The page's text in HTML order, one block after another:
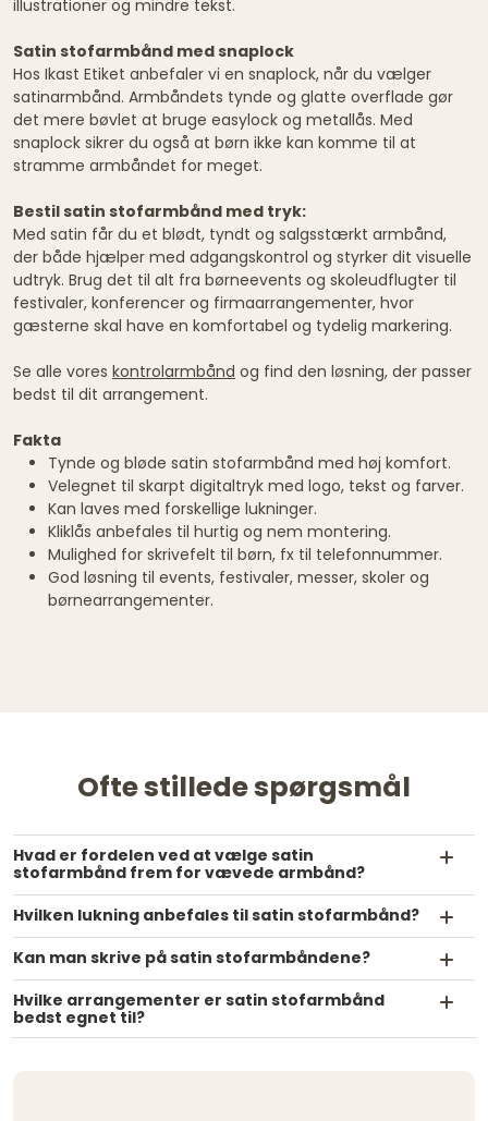
illustrationer og mindre tekst.
Satin stofarmbånd med snaplock
Hos Ikast Etiket anbefaler vi en snaplock, når du vælger
satinarmbånd. Armbåndets tynde og glatte overflade gør
det mere bøvlet at bruge easylock og metallås. Med
snaplock sikrer du også at børn ikke kan komme til at
stramme armbåndet for meget.
Bestil satin stofarmbånd med tryk:
Med satin får du et blødt, tyndt og salgsstærkt armbånd,
der både hjælper med adgangskontrol og styrker dit visuelle
udtryk. Brug det til alt fra børneevents og skoleudflugter til
festivaler, konferencer og firmaarrangementer, hvor
gæsterne skal have en komfortabel og tydelig markering.
Se alle vores kontrolarmbånd og find den løsning, der passer
bedst til dit arrangement.
Fakta
Tynde og bløde satin stofarmbånd med høj komfort.
Velegnet til skarpt digitaltryk med logo, tekst og farver.
Kan laves med forskellige lukninger.
Kliklås anbefales til hurtig og nem montering.
Mulighed for skrivefelt til børn, fx til telefonnummer.
God løsning til events, festivaler, messer, skoler og
børnearrangementer.
Ofte stillede spørgsmål
Hvad er fordelen ved at vælge satin
stofarmbånd frem for vævede armbånd?
Hvilken lukning anbefales til satin stofarmbånd?
Kan man skrive på satin stofarmbåndene?
Hvilke arrangementer er satin stofarmbånd
bedst egnet til?